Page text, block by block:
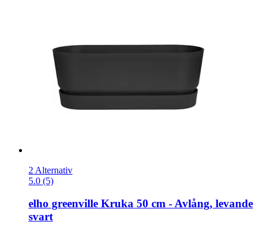
2 Alternativ
5.0 (5)
elho greenville Kruka 50 cm -​ Avlång, levande
svart